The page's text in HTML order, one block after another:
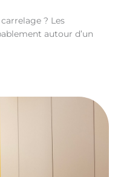
? Les
autour d’un